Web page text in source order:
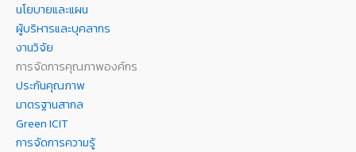
นโยบายและแผน
ผู้บริหารและบุคลากร
งานวิจัย
การจัดการคุณภาพองค์กร
ประกันคุณภาพ
มาตรฐานสากล
Green ICIT
การจัดการความรู้